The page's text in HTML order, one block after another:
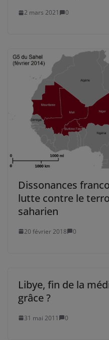
2 mars 2021 0
Dissonances
lutte contre le
saharien
20 février 2018 0
Libye, fin de la
grâce ?
31 mai 2011 0